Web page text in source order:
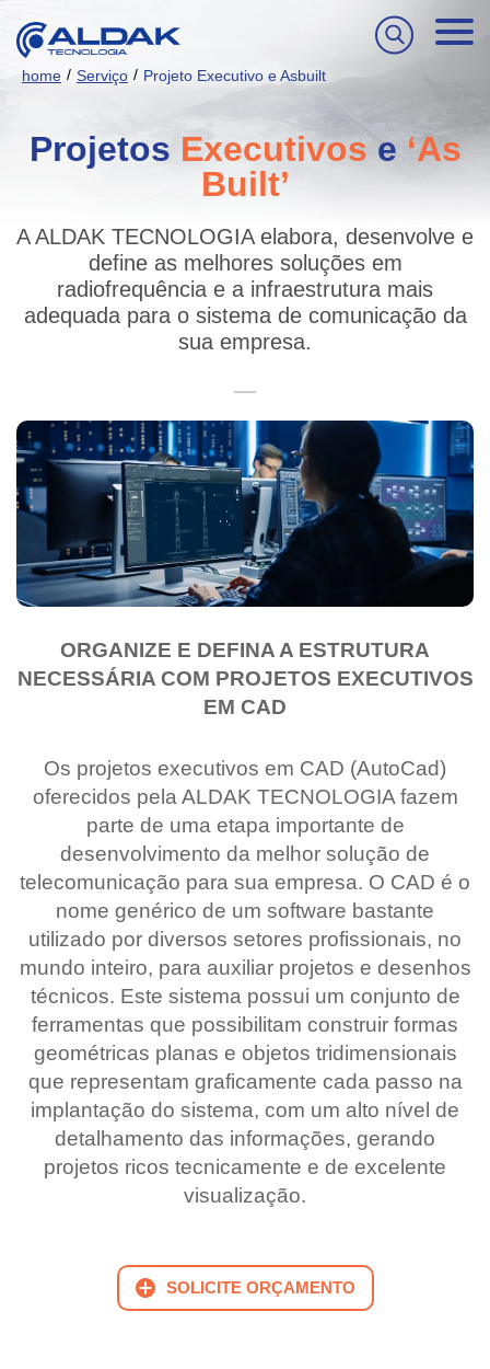
home / Serviço / Projeto Executivo e Asbuilt
Projetos Executivose ‘As
Built’
A ALDAK TECNOLOGIA elabora, desenvolve e
define as melhores soluções em
radiofrequência e a infraestrutura mais
adequada para o sistema de comunicação da
sua empresa.
ORGANIZE E DEFINA A ESTRUTURA
NECESSÁRIA COM PROJETOS EXECUTIVOS
EM CAD
Os projetos executivos em CAD (AutoCad)
oferecidos pela ALDAK TECNOLOGIA fazem
parte de uma etapa importante de
desenvolvimento da melhor solução de
telecomunicação para sua empresa. O CAD é o
nome genérico de um software bastante
utilizado por diversos setores profissionais, no
mundo inteiro, para auxiliar projetos e desenhos
técnicos. Este sistema possui um conjunto de
ferramentas que possibilitam construir formas
geométricas planas e objetos tridimensionais
que representam graficamente cada passo na
implantação do sistema, com um alto nível de
detalhamento das informações, gerando
projetos ricos tecnicamente e de excelente
visualização.
SOLICITE ORÇAMENTO